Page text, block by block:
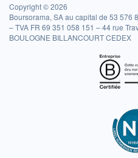
Copyright © 2026
Boursorama, SA au capital de 53 576
– TVA FR 69 351 058 151 – 44 rue
BOULOGNE BILLANCOURT CEDEX